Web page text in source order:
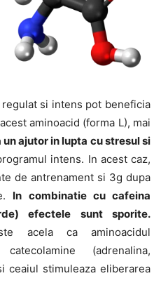
si intens pot beneficia
aminoacid (forma L), mai
ajutor in lupta cu stresul si
intens. In acest caz,
de antrenament si 3g dupa
In combinatie cu cafeina
efectele sunt sporite.
acela ca aminoacidul
(adrenalina,
ceaiul stimuleaza eliberarea